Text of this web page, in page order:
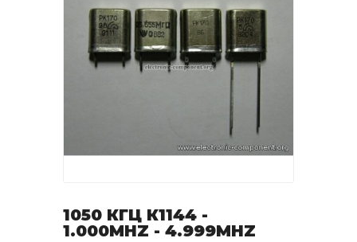
1050 КГЦ К1144 -
1.000MHZ - 4.999MHZ